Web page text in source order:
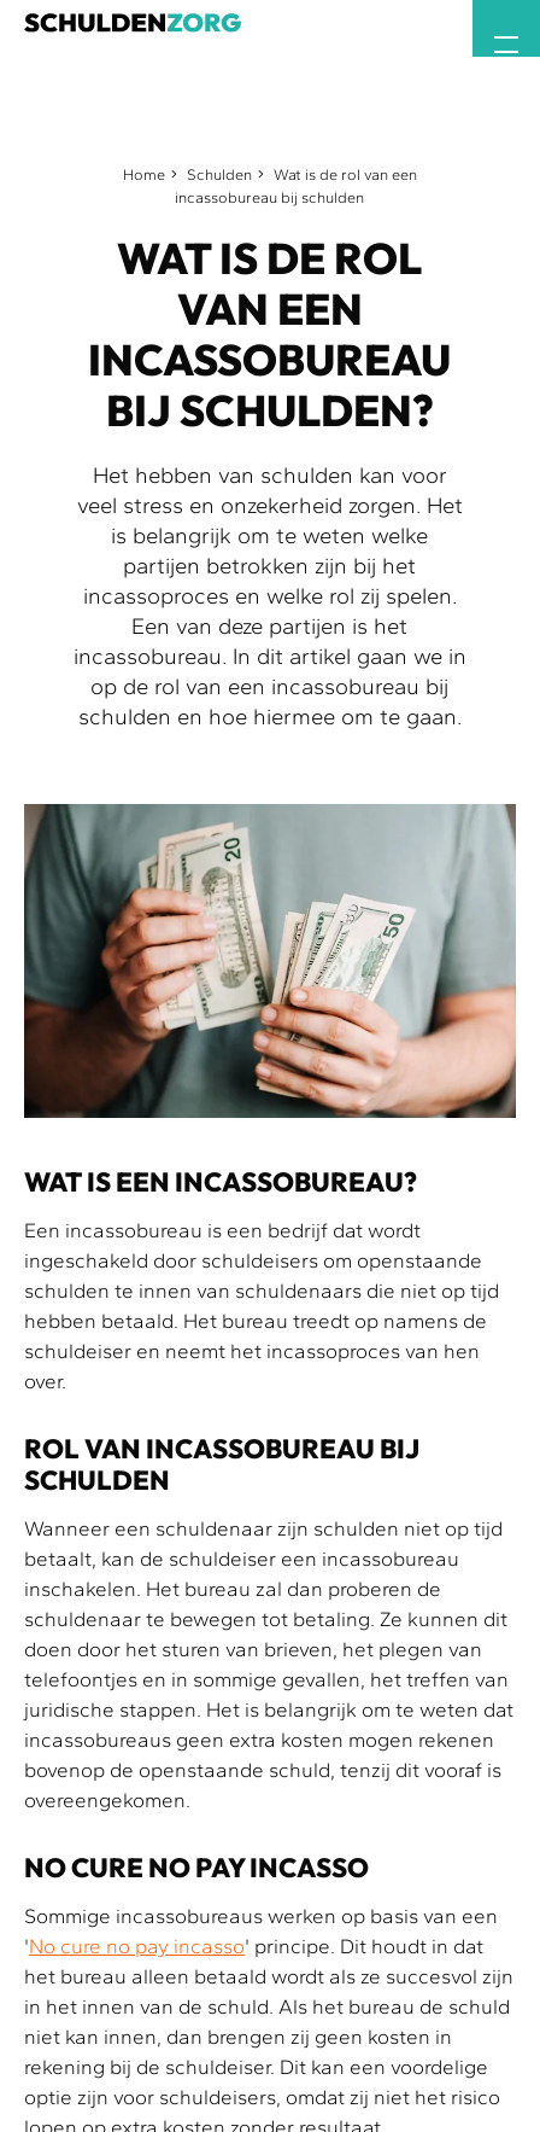
Home Schulden
Wat is de rol van een
incassobureau bij schulden
WAT IS DE ROL
VAN EEN
INCASSOBUREAU
BIJ SCHULDEN?
Het hebben van schulden kan voor
veel stress en onzekerheid zorgen. Het
is belangrijk om te weten welke
partijen betrokken zijn bij het
incassoproces en welke rol zij spelen.
Een van deze partijen is het
incassobureau. In dit artikel gaan we in
op de rol van een incassobureau bij
schulden en hoe hiermee om te gaan.
WAT IS EEN INCASSOBUREAU?
Een incassobureau is een bedrijf dat wordt
ingeschakeld door schuldeisers om openstaande
schulden te innen van schuldenaars die niet op tijd
hebben betaald. Het bureau treedt op namens de
schuldeiser en neemt het incassoproces van hen
over.
ROL VAN INCASSOBUREAU BIJ
SCHULDEN
Wanneer een schuldenaar zijn schulden niet op tijd
betaalt, kan de schuldeiser een incassobureau
inschakelen. Het bureau zal dan proberen de
schuldenaar te bewegen tot betaling. Ze kunnen dit
doen door het sturen van brieven, het plegen van
telefoontjes en in sommige gevallen, het treffen van
juridische stappen. Het is belangrijk om te weten dat
incassobureaus geen extra kosten mogen rekenen
bovenop de openstaande schuld, tenzij dit vooraf is
overeengekomen.
NO CURE NO PAY INCASSO
Sommige incassobureaus werken op basis van een
'No cure no pay incasso' principe. Dit houdt in dat
het bureau alleen betaald wordt als ze succesvol zijn
in het innen van de schuld. Als het bureau de schuld
niet kan innen, dan brengen zij geen kosten in
rekening bij de schuldeiser. Dit kan een voordelige
optie zijn voor schuldeisers, omdat zij niet het risico
lopen op extra kosten zonder resultaat.